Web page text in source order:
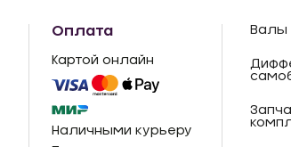
Оплата
Картой онлайн
Наличными курьеру
Валы